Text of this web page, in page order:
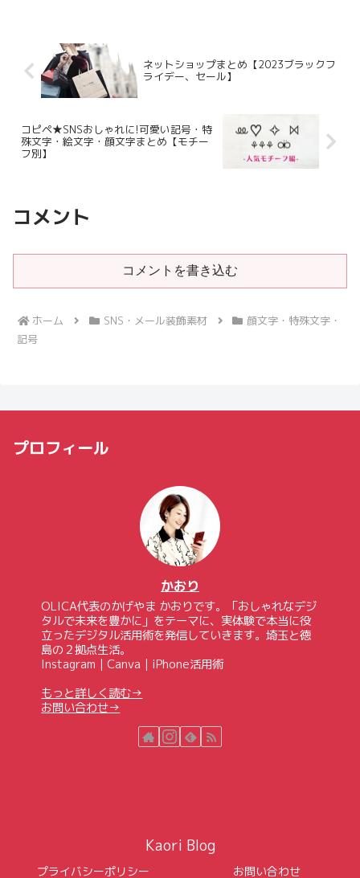
ネットショップまとめ【2023ブラックフ
ライデー、セール】
コピペ★SNSおしゃれに!可愛い記号・特
殊文字・絵文字・顔文字まとめ【モチー
フ別】
コメント
コメントを書き込む
ホーム SNS・メール装飾素材
顔文字・特殊文字・
記号
プロフィール
かおり
OLICA代表のかげやま かおりです。「おしゃれなデジ
タルで未来を豊かに」をテーマに、実体験で本当に役
立ったデジタル活用術を発信していきます。埼玉と徳
島の２拠点生活。
Instagram｜Canva｜iPhone活用術
もっと詳しく読む→
お問い合わせ→
Kaori Blog
プライバシーポリシー お問い合わせ